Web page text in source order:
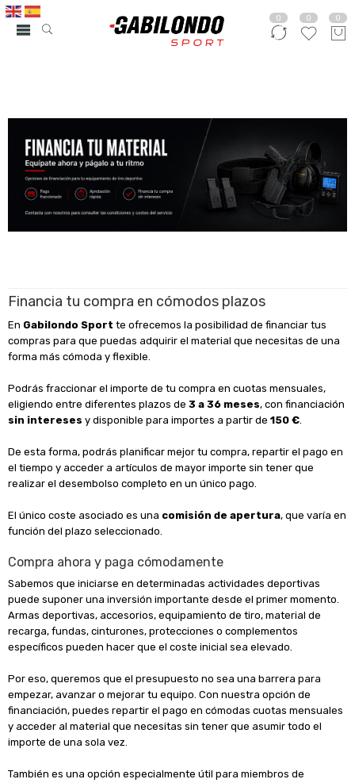
0 0 0
Financia tu compra en cómodos plazos
En Gabilondo Sport te ofrecemos la posibilidad de financiar tus
compras para que puedas adquirir el material que necesitas de una
forma más cómoda y flexible.
Podrás fraccionar el importe de tu compra en cuotas mensuales,
eligiendo entre diferentes plazos de 3 a 36 meses, con financiación
sin intereses y disponible para importes a partir de 150 €.
De esta forma, podrás planificar mejor tu compra, repartir el pago en
el tiempo y acceder a artículos de mayor importe sin tener que
realizar el desembolso completo en un único pago.
El único coste asociado es una comisión de apertura, que varía en
función del plazo seleccionado.
Compra ahora y paga cómodamente
Sabemos que iniciarse en determinadas actividades deportivas
puede suponer una inversión importante desde el primer momento.
Armas deportivas, accesorios, equipamiento de tiro, material de
recarga, fundas, cinturones, protecciones o complementos
específicos pueden hacer que el coste inicial sea elevado.
Por eso, queremos que el presupuesto no sea una barrera para
empezar, avanzar o mejorar tu equipo. Con nuestra opción de
financiación, puedes repartir el pago en cómodas cuotas mensuales
y acceder al material que necesitas sin tener que asumir todo el
importe de una sola vez.
También es una opción especialmente útil para miembros de